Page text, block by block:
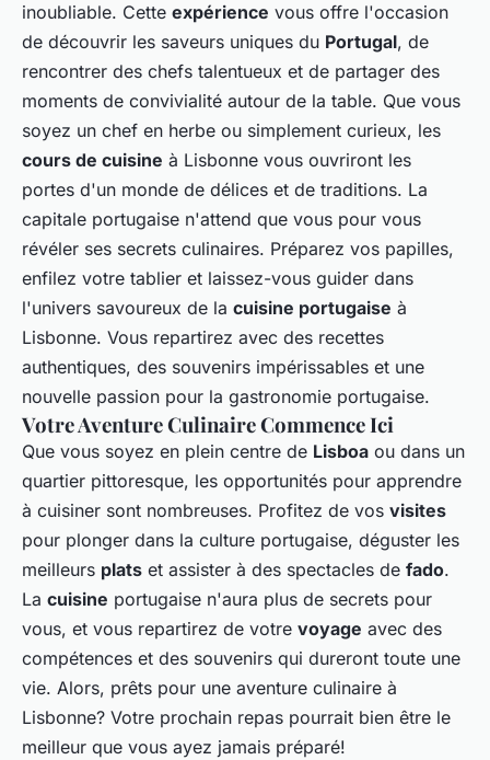
inoubliable. Cette expérience vous offre l'occasion
de découvrir les saveurs uniques du Portugal, de
rencontrer des chefs talentueux et de partager des
moments de convivialité autour de la table. Que vous
soyez un chef en herbe ou simplement curieux, les
cours de cuisine à Lisbonne vous ouvriront les
portes d'un monde de délices et de traditions. La
capitale portugaise n'attend que vous pour vous
révéler ses secrets culinaires. Préparez vos papilles,
enfilez votre tablier et laissez-vous guider dans
l'univers savoureux de la cuisine portugaise à
Lisbonne. Vous repartirez avec des recettes
authentiques, des souvenirs impérissables et une
nouvelle passion pour la gastronomie portugaise.
Votre Aventure Culinaire Commence Ici
Que vous soyez en plein centre de Lisboa ou dans un
quartier pittoresque, les opportunités pour apprendre
à cuisiner sont nombreuses. Profitez de vos visites
pour plonger dans la culture portugaise, déguster les
meilleurs plats et assister à des spectacles de fado.
La cuisine portugaise n'aura plus de secrets pour
vous, et vous repartirez de votre voyage avec des
compétences et des souvenirs qui dureront toute une
vie. Alors, prêts pour une aventure culinaire à
Lisbonne? Votre prochain repas pourrait bien être le
meilleur que vous ayez jamais préparé!